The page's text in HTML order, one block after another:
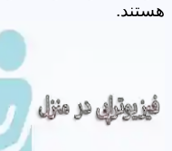
هستند.